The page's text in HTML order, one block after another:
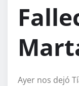
Ayer nos dejó